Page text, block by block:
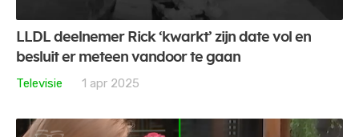
LLDL deelnemer Rick ‘kwarkt’ zijn date vol en
besluit er meteen vandoor te gaan
Televisie
1 apr 2025